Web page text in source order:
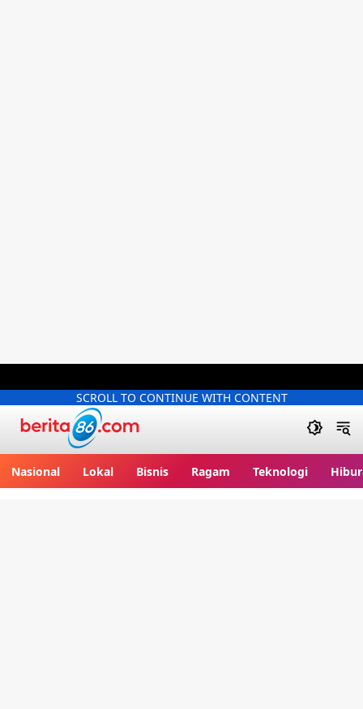
SCROLL TO CONTINUE WITH CONTENT
Nasional Lokal Bisnis Ragam Teknologi